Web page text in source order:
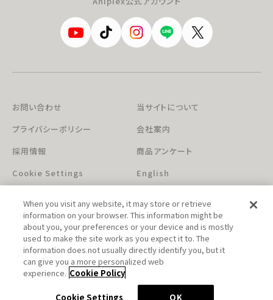
お問い合わせ
当サイトについて
プライバシーポリシー
会社案内
採用情報
商品アンケート
Cookie Settings
English
このホームページに掲載されている著作物の無断利用を禁じます。
When you visit any website, it may store or retrieve
information on your browser. This information might be
about you, your preferences or your device and is mostly
used to make the site work as you expect it to. The
information does not usually directly identify you, but it
can give you a more personalized web
experience. Cookie Policy
Cookie Settings OK